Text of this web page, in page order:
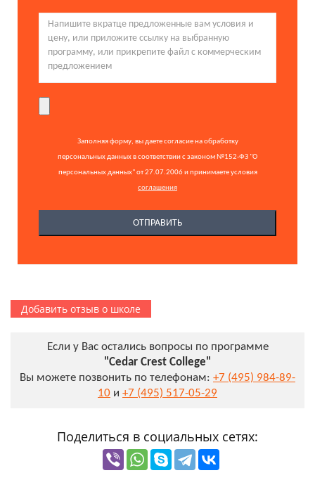
Заполняя форму, вы даете согласие на обработку
персональных данных в соответствии с законом №152-ФЗ "О
персональных данных" от 27.07.2006 и принимаете условия
соглашения
Добавить отзыв о школе
Если у Вас остались вопросы по программе
"Cedar Crest College"
Вы можете позвонить по телефонам: +7 (495) 984-89-
10 и +7 (495) 517-05-29
Поделиться в социальных сетях: